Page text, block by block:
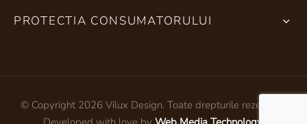
PROTECTIA CONSUMATORULUI
© Copyright 2026 Vilux Design. Toate drepturile rezervate.